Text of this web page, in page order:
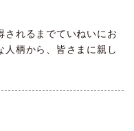
されるまでていねいにお
人柄から、皆さまに親し